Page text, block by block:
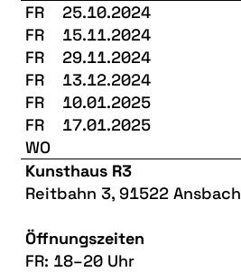
FR
25.10.2024
FR
15.11.2024
FR
29.11.2024
FR
13.12.2024
FR
10.01.2025
FR
17.01.2025
WO
Kunsthaus R3
Reitbahn 3, 91522 Ansbach
Öffnungszeiten
FR: 18–20 Uhr